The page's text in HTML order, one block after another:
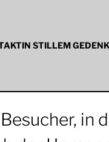
IN STILLEM
in